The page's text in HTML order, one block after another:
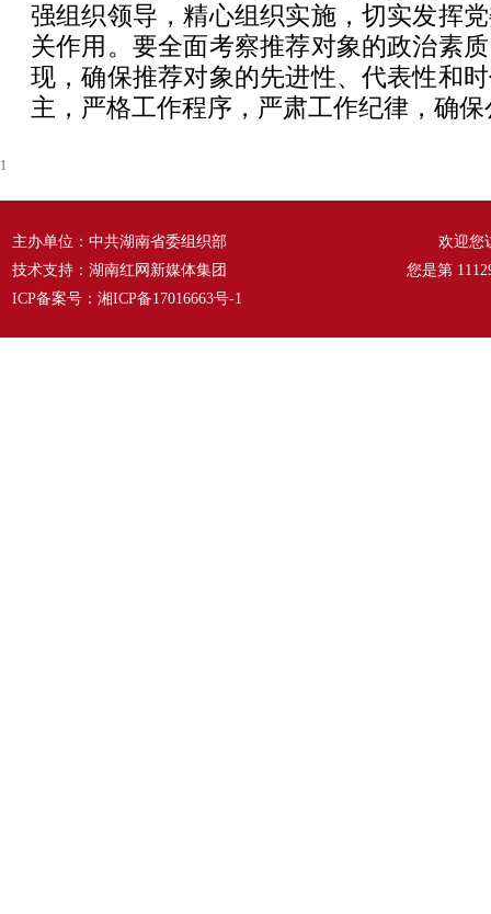
强组织领导，精心组织实施，切实发挥
关作用。要全面考察推荐对象的政治素
现，确保推荐对象的先进性、代表性和
主，严格工作程序，严肃工作纪律，确
1
主办单位：中共湖南省委组织部
技术支持：湖南红网新媒体集团
ICP备案号： 湘ICP备17016663号-1
欢迎您
您是第